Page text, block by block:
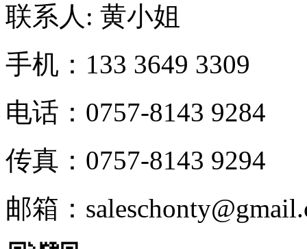
联系人: 黄小姐
手机：133 3649 3309
电话：0757-8143 9284
传真：0757-8143 9294
邮箱：